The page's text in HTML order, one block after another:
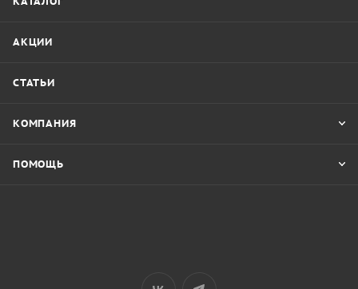
АКЦИИ
СТАТЬИ
КОМПАНИЯ
ПОМОЩЬ